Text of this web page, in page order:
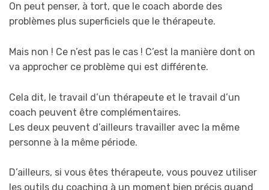
On peut penser, à tort, que le coach aborde des
problèmes plus superficiels que le thérapeute.
Mais non ! Ce n’est pas le cas ! C’est la manière dont on
va approcher ce problème qui est différente.
Cela dit, le travail d’un thérapeute et le travail d’un
coach peuvent être complémentaires.
Les deux peuvent d’ailleurs travailler avec la même
personne à la même période.
D’ailleurs, si vous êtes thérapeute, vous pouvez utiliser
les outils du coaching à un moment bien précis quand